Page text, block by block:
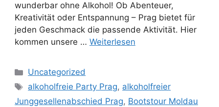
wunderbar ohne Alkohol! Ob Abenteuer,
Kreativität oder Entspannung – Prag bietet für
jeden Geschmack die passende Aktivität. Hier
kommen unsere … Weiterlesen
Kategorien
Uncategorized
Schlagwörter
alkoholfreie Party Prag, alkoholfreier
Junggesellenabschied Prag, Bootstour Moldau